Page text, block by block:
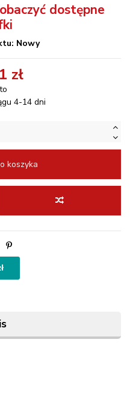
dostępne
Nowy
zł
4-14 dni
koszyka